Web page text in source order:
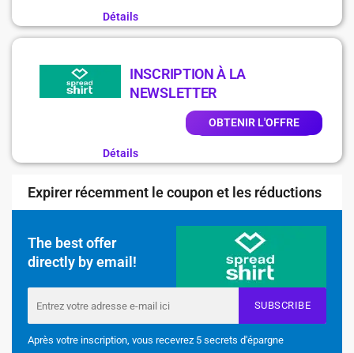
Détails
INSCRIPTION À LA
NEWSLETTER
OBTENIR L'OFFRE
Détails
Expirer récemment le coupon et les réductions
The best offer
directly by email!
SUBSCRIBE
Après votre inscription, vous recevrez 5 secrets d'épargne